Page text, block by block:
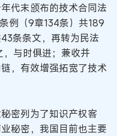
代末颁布的技术合同法
例（9章134条）共189
条条文，再转为民法
与时俱进；兼收并
，有效增强拓宽了技术
密列为了知识产权客
秘密，我国目前也主要